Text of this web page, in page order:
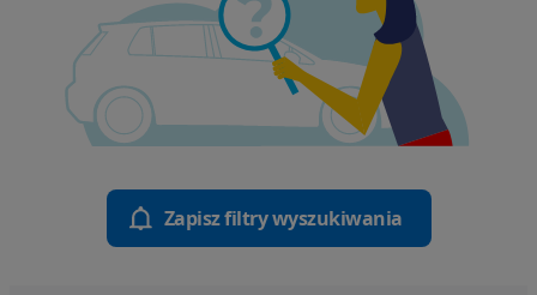
Zapisz filtry wyszukiwania